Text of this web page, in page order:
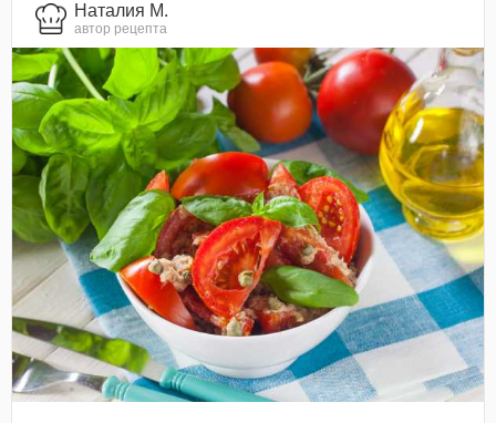
Наталия М.
автор рецепта